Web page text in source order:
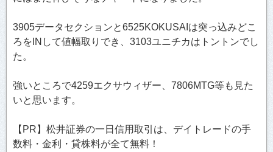
3905データセクションと6525KOKUSAIは突っ込みどこ
ろをINして値幅取りでき、3103ユニチカはトントンでし
た。
強いところで4259エクサウィザー、7806MTG等も見た
いと思います。
【PR】松井証券の一日信用取引は、デイトレードの手
数料・金利・貸株料が全て無料！